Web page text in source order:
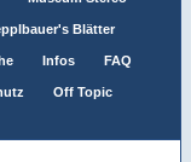
Blätter
Infos FAQ
Off Topic